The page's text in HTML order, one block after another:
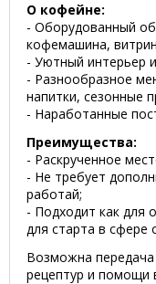
О кофейне:
- Оборудованный
кофемашина,
- Уютный интерьер
- Разнообразное
напитки, сезонные
- Наработанные
Преимущества:
- Раскрученное
- Не требует
работай;
- Подходит как для
для старта в сфере
Возможна
рецептур и помощи